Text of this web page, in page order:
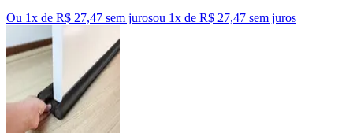
Ou 1x de R$ 27,47 sem jurosou 1x de R$ 27,47 sem juros